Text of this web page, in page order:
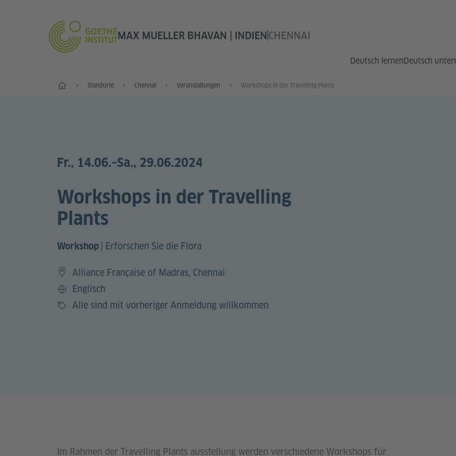
MAX MUELLER BHAVAN | INDIEN CHENNAI
Deutsch lernenDeutsch
Start Standorte Chennai Veranstaltungen Workshops in der Travelling Plants
Fr., 14.06.–Sa., 29.06.2024
Workshops in der Travelling
Plants
Workshop Erforschen Sie die Flora
Alliance Française of Madras, Chennai
Sprache
Englisch
Preis
Alle sind mit vorheriger Anmeldung willkommen
Im Rahmen der Travelling Plants ausstellung werden verschiedene Workshops für